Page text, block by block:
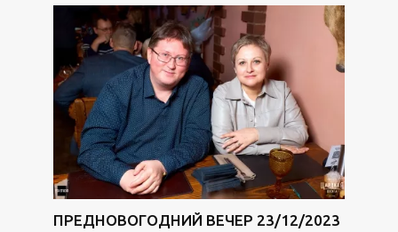
ПРЕДНОВОГОДНИЙ ВЕЧЕР 23/12/2023